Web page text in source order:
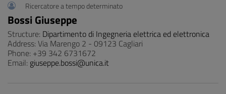
Ricercatore a tempo determinato
Bossi Giuseppe
Structure: Dipartimento di Ingegneria elettrica ed elettronica
Address: Via Marengo 2 - 09123 Cagliari
Phone: +39 342 6731672
Email: giuseppe.bossi@unica.it